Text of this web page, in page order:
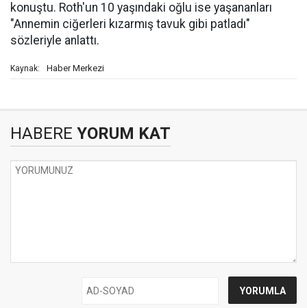
konuştu. Roth'un 10 yaşındaki oğlu ise yaşananları
"Annemin ciğerleri kızarmış tavuk gibi patladı"
sözleriyle anlattı.
Kaynak: Haber Merkezi
HABERE YORUM KAT